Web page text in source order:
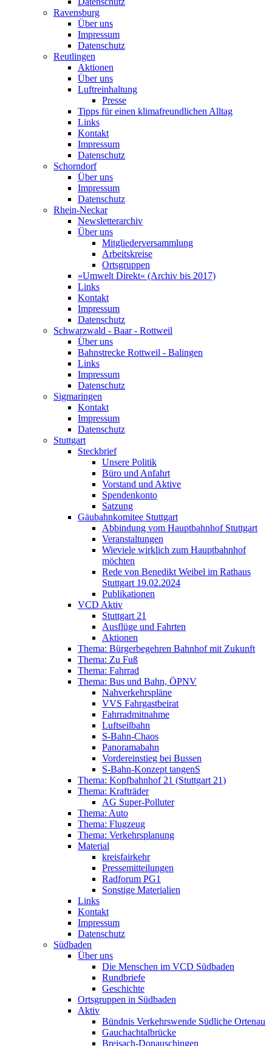
Ravensburg
Über uns
Impressum
Datenschutz
Reutlingen
Aktionen
Über uns
Luftreinhaltung
Presse
Tipps für einen klimafreundlichen Alltag
Links
Kontakt
Impressum
Datenschutz
Schorndorf
Über uns
Impressum
Datenschutz
Rhein-Neckar
Newsletterarchiv
Über uns
Mitgliederversammlung
Arbeitskreise
Ortsgruppen
»Umwelt Direkt« (Archiv bis 2017)
Links
Kontakt
Impressum
Datenschutz
Schwarzwald - Baar - Rottweil
Über uns
Bahnstrecke Rottweil - Balingen
Links
Impressum
Datenschutz
Sigmaringen
Kontakt
Impressum
Datenschutz
Stuttgart
Steckbrief
Unsere Politik
Büro und Anfahrt
Vorstand und Aktive
Spendenkonto
Satzung
Gäubahnkomitee Stuttgart
Abbindung vom Hauptbahnhof Stuttgart
Veranstaltungen
Wieviele wirklich zum Hauptbahnhof
möchten
Rede von Benedikt Weibel im Rathaus
Stuttgart 19.02.2024
Publikationen
VCD Aktiv
Stuttgart 21
Ausflüge und Fahrten
Aktionen
Thema: Bürgerbegehren Bahnhof mit Zukunft
Thema: Zu Fuß
Thema: Fahrrad
Thema: Bus und Bahn, ÖPNV
Nahverkehrspläne
VVS Fahrgastbeirat
Fahrradmitnahme
Luftseilbahn
S-Bahn-Chaos
Panoramabahn
Vordereinstieg bei Bussen
S-Bahn-Konzept tangenS
Thema: Kopfbahnhof 21 (Stuttgart 21)
Thema: Krafträder
AG Super-Polluter
Thema: Auto
Thema: Flugzeug
Thema: Verkehrsplanung
Material
kreisfairkehr
Pressemitteilungen
Radforum PG1
Sonstige Materialien
Links
Kontakt
Impressum
Datenschutz
Südbaden
Über uns
Die Menschen im VCD Südbaden
Rundbriefe
Geschichte
Ortsgruppen in Südbaden
Aktiv
Bündnis Verkehrswende Südliche Ortenau
Gauchachtalbrücke
Breisach-Donauschingen